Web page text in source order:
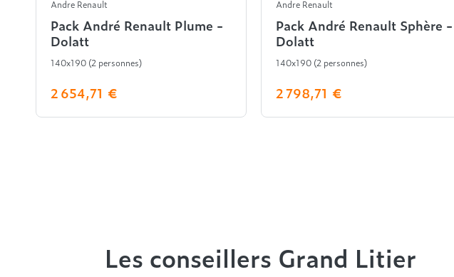
Andre Renault
Pack André Renault Plume -
Dolatt
140x190 (2 personnes)
2 654,71 €
Andre Renault
Pack André Renault Sphère -
Dolatt
140x190 (2 personnes)
2 798,71 €
Les conseillers Grand Litier